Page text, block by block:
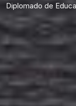
Diplomado de